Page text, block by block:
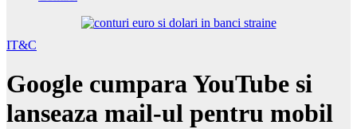
IT&C
Google cumpara YouTube si
lanseaza mail-ul pentru mobil